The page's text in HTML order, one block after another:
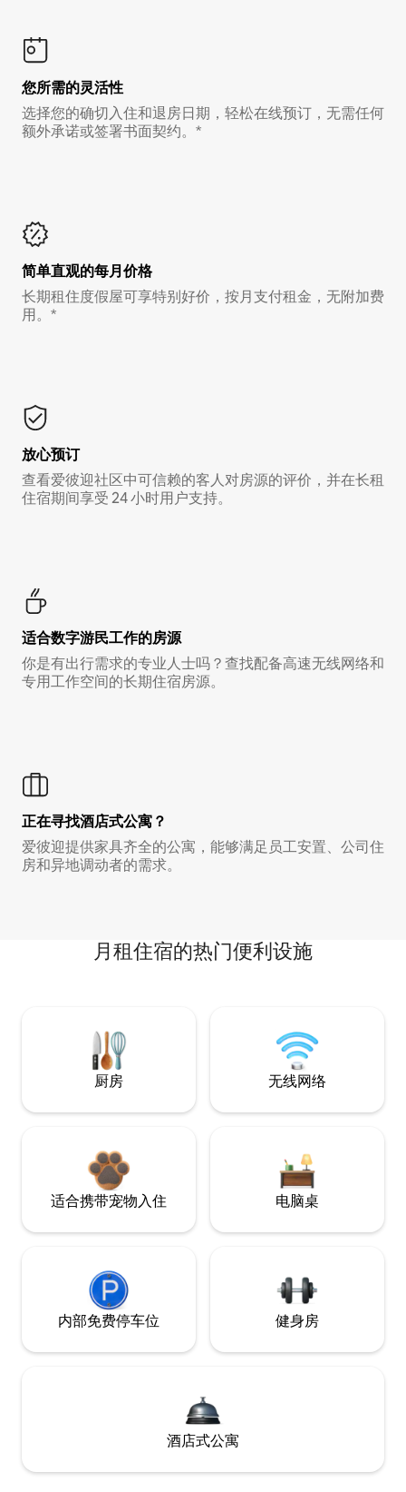
您所需的灵活性
选择您的确切入住和退房日期，轻松在线预订，无需任何
额外承诺或签署书面契约。*
简单直观的每月价格
长期租住度假屋可享特别好价，按月支付租金，无附加费
用。*
放心预订
查看爱彼迎社区中可信赖的客人对房源的评价，并在长租
住宿期间享受 24 小时用户支持。
适合数字游民工作的房源
你是有出行需求的专业人士吗？查找配备高速无线网络和
专用工作空间的长期住宿房源。
正在寻找酒店式公寓？
爱彼迎提供家具齐全的公寓，能够满足员工安置、公司住
房和异地调动者的需求。
月租住宿的热门便利设施
厨房 无线网络
适合携带宠物入住 电脑桌
内部免费停车位 健身房
酒店式公寓